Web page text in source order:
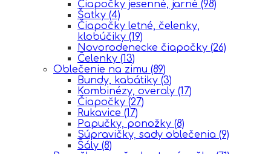
Čiapočky jesenné, jarné (98)
Šatky (4)
Čiapočky letné, čelenky,
klobúčiky (19)
Novorodenecke čiapočky (26)
Čelenky (13)
Oblečenie na zimu (89)
Bundy, kabátiky (3)
Kombinézy, overaly (17)
Čiapočky (27)
Rukavice (17)
Papučky, ponožky (8)
Súpravičky, sady oblečenia (9)
Šály (8)